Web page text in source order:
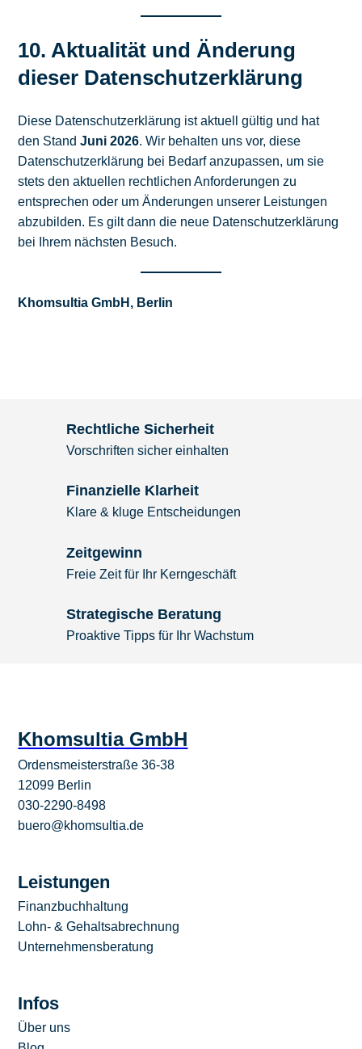
10. Aktualität und Änderung
dieser Datenschutzerklärung
Diese Datenschutzerklärung ist aktuell gültig und hat
den StandJuni 2026. Wir behalten uns vor, diese
Datenschutzerklärung bei Bedarf anzupassen, um sie
stets den aktuellen rechtlichen Anforderungen zu
entsprechen oder um Änderungen unserer Leistungen
abzubilden. Es gilt dann die neue Datenschutzerklärung
bei Ihrem nächsten Besuch.
Khomsultia GmbH, Berlin
Rechtliche Sicherheit
Vorschriften sicher einhalten
Finanzielle Klarheit
Klare & kluge Entscheidungen
Zeitgewinn
Freie Zeit für Ihr Kerngeschäft
Strategische Beratung
Proaktive Tipps für Ihr Wachstum
Khomsultia GmbH
Ordensmeisterstraße 36-38
12099 Berlin
030-2290-8498
buero@khomsultia.de
Leistungen
Finanzbuchhaltung
Lohn- & Gehaltsabrechnung
Unternehmensberatung
Infos
Über uns